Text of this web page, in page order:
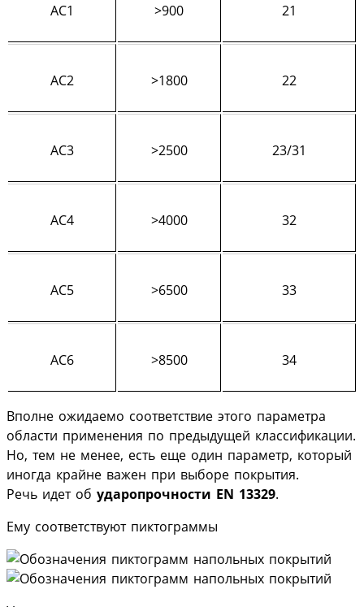
AC1 >900 21
AC2 >1800 22
AC3 >2500 23/31
AC4 >4000 32
AC5 >6500 33
AC6 >8500 34
Вполне ожидаемо соответствие этого параметра
области применения по предыдущей классификации.
Но, тем не менее, есть еще один параметр, который
иногда крайне важен при выборе покрытия.
Речь идет об ударопрочности EN 13329.
Ему соответствуют пиктограммы